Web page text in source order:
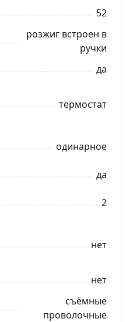
52
розжиг встроен в
ручки
да
термостат
одинарное
да
2
нет
нет
съёмные
проволочные
ЗАКАЗАТЬ В 1 КЛИК